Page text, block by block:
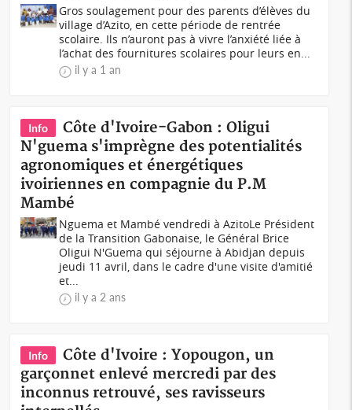
Gros soulagement pour des parents d’élèves du
village d’Azito, en cette période de rentrée
scolaire. Ils n’auront pas à vivre l’anxiété liée à
l’achat des fournitures scolaires pour leurs en...
il y a 1 an
Info
Côte d'Ivoire-Gabon : Oligui
N'guema s'imprègne des potentialités
agronomiques et énergétiques
ivoiriennes en compagnie du P.M
Mambé
Nguema et Mambé vendredi à AzitoLe Président
de la Transition Gabonaise, le Général Brice
Oligui N'Guema qui séjourne à Abidjan depuis
jeudi 11 avril, dans le cadre d'une visite d'amitié
et...
il y a 2 ans
Info
Côte d'Ivoire : Yopougon, un
garçonnet enlevé mercredi par des
inconnus retrouvé, ses ravisseurs